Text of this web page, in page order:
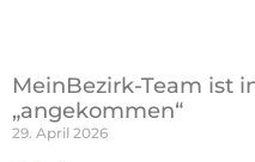
MeinBezirk-Team ist
„angekommen“
29. April 2026